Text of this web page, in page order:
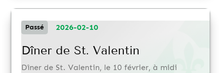
Passé 2026-02-10
Dîner de St. Valentin
Dîner de St. Valentin, le 10 février, à midi